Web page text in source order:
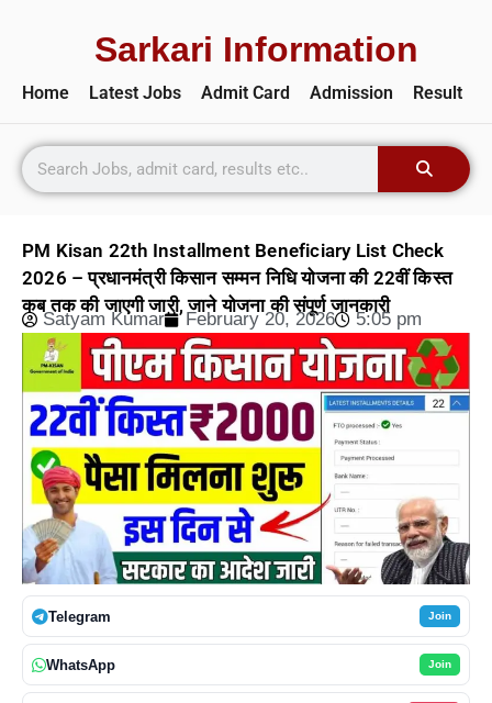
Sarkari Information
Home Latest Jobs Admit Card Admission Result
PM Kisan 22th Installment Beneficiary List Check
2026 – प्रधानमंत्री किसान सम्मन निधि योजना की 22वीं किस्त
कब तक की जाएगी जारी, जाने योजना की संपूर्ण जानकारी
Satyam Kumar February 20, 2026 5:05 pm
Telegram Join
WhatsApp Join